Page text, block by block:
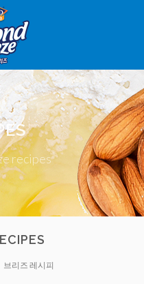
recipes
브리즈 레시피